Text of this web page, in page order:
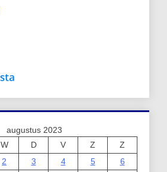
augustus 2023
W D V Z
Z
2 3 4 5
6